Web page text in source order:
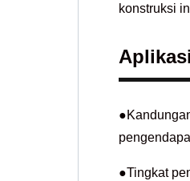
konstruksi
Aplikasi
●Tingkat